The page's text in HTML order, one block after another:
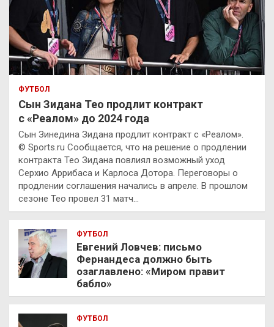
ФУТБОЛ
Сын Зидана Тео продлит контракт
с «Реалом» до 2024 года
Сын Зинедина Зидана продлит контракт с «Реалом».
© Sports.ru Сообщается, что на решение о продлении
контракта Тео Зидана повлиял возможный уход
Серхио Аррибаса и Карлоса Дотора. Переговоры о
продлении соглашения начались в апреле. В прошлом
сезоне Тео провел 31 матч…
ФУТБОЛ
Евгений Ловчев: письмо
Фернандеса должно быть
озаглавлено: «Миром правит
бабло»
ФУТБОЛ